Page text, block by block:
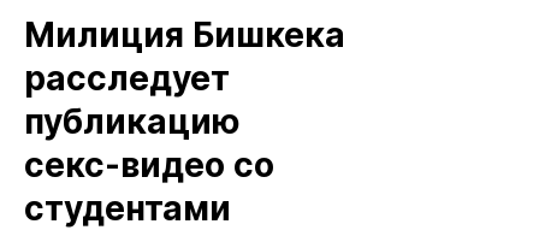
Милиция Бишкека
расследует
публикацию
секс‑видео со
студентами